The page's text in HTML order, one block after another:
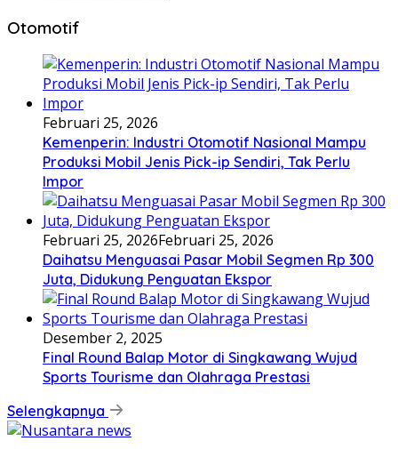
Otomotif
Februari 25, 2026
Kemenperin: Industri Otomotif Nasional Mampu
Produksi Mobil Jenis Pick-ip Sendiri, Tak Perlu
Impor
Februari 25, 2026Februari 25, 2026
Daihatsu Menguasai Pasar Mobil Segmen Rp 300
Juta, Didukung Penguatan Ekspor
Desember 2, 2025
Final Round Balap Motor di Singkawang Wujud
Sports Tourisme dan Olahraga Prestasi
Selengkapnya